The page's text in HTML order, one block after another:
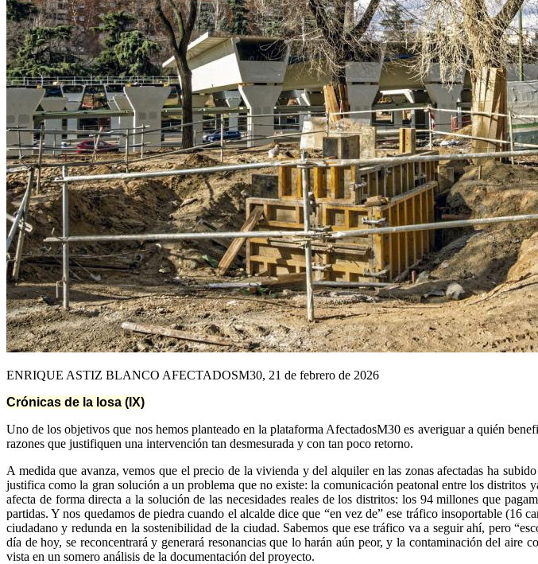
ENRIQUE ASTIZ BLANCO AFECTADOSM30, 21 de febrero de 2026
Crónicas de la losa (IX)
Uno de los objetivos que nos hemos planteado en la plataforma AfectadosM30 es averiguar a quién
razones que justifiquen una intervención tan desmesurada y con tan poco retorno.
A medida que avanza, vemos que el precio de la vivienda y del alquiler en las zonas afectadas ha
justifica como la gran solución a un problema que no existe: la comunicación peatonal entre los distritos
afecta de forma directa a la solución de las necesidades reales de los distritos: los 94 millones que
partidas. Y nos quedamos de piedra cuando el alcalde dice que “en vez de” ese tráfico insoportable (16
ciudadano y redunda en la sostenibilidad de la ciudad. Sabemos que ese tráfico va a seguir ahí, pero
día de hoy, se reconcentrará y generará resonancias que lo harán aún peor, y la contaminación del aire
vista en un somero análisis de la documentación del proyecto.